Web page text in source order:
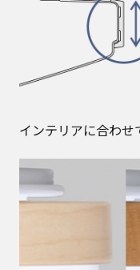
インテリアに合わ